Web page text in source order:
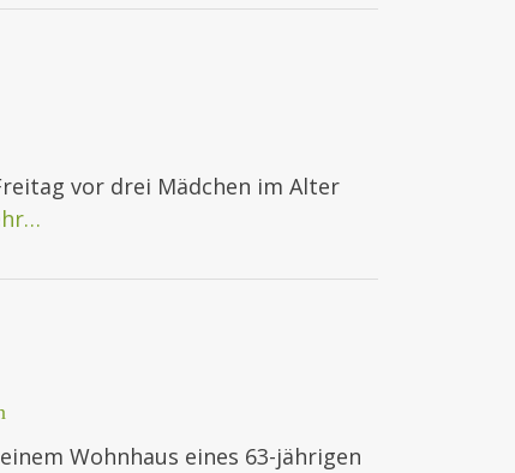
vor drei Mädchen im Alter
Wohnhaus eines 63-jährigen